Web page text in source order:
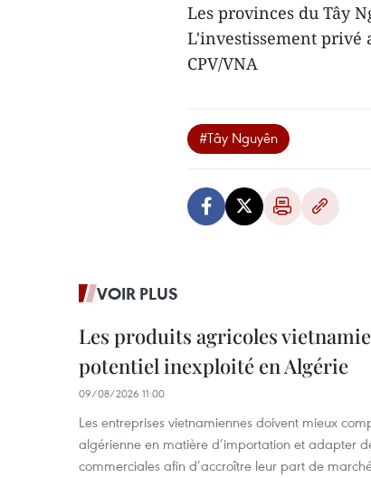
Les provinces du Tây
L'investissement privé
CPV/VNA
#Tây Nguyên
VOIR PLUS
Les produits agricoles
potentiel inexploité en Algérie
09/08/2026 11:00
Les entreprises vietnamiennes doivent mieux
algérienne en matière d’importation et adapter
commerciales afin d’accroître leur part de